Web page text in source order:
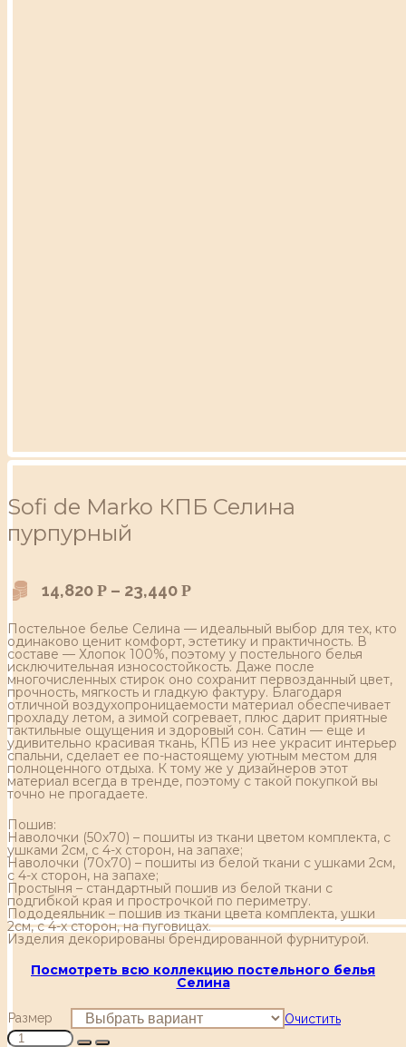
Sofi de Marko КПБ Селина
пурпурный
14,820 Р – 23,440 Р
Постельное белье Селина — идеальный выбор для тех, кто
одинаково ценит комфорт, эстетику и практичность. В
составе — Хлопок 100%, поэтому у постельного белья
исключительная износостойкость. Даже после
многочисленных стирок оно сохранит первозданный цвет,
прочность, мягкость и гладкую фактуру. Благодаря
отличной воздухопроницаемости материал обеспечивает
прохладу летом, а зимой согревает, плюс дарит приятные
тактильные ощущения и здоровый сон. Сатин — еще и
удивительно красивая ткань, КПБ из нее украсит интерьер
спальни, сделает ее по-настоящему уютным местом для
полноценного отдыха. К тому же у дизайнеров этот
материал всегда в тренде, поэтому с такой покупкой вы
точно не прогадаете.
Пошив:
Наволочки (50х70) – пошиты из ткани цветом комплекта, с
ушками 2см, с 4-х сторон, на запахе;
Наволочки (70х70) – пошиты из белой ткани с ушками 2см,
с 4-х сторон, на запахе;
Простыня – стандартный пошив из белой ткани с
подгибкой края и прострочкой по периметру.
Пододеяльник – пошив из ткани цвета комплекта, ушки
2см, с 4-х сторон, на пуговицах.
Изделия декорированы брендированной фурнитурой.
Посмотреть всю коллекцию постельного белья
Селина
Размер Очистить